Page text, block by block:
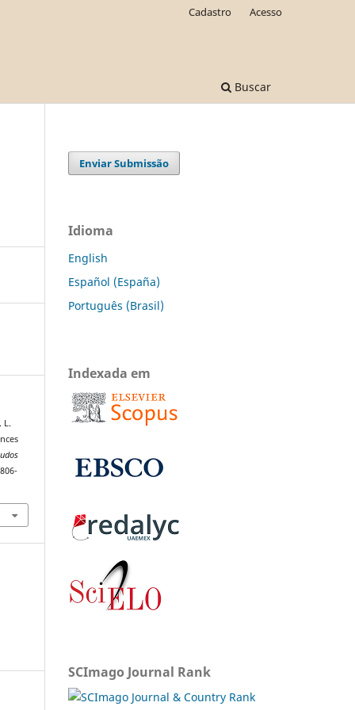
Buscar
Cadastro Acesso
L.
Enviar Submissão
Idioma
English
Español (España)
Português (Brasil)
Indexada em
SCImago Journal Rank